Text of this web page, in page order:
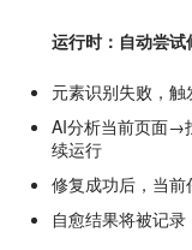
运行时：自动尝
元素识别失败，触
AI分析当前页面
续运行
修复成功后，当
自愈结果将被记